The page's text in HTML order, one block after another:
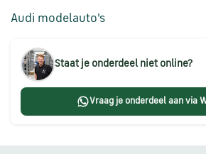
SEAT
onderdelen
Škoda
onderdelen
onderdelen
Audi modelauto's
Staat je onderdeel niet online?
Vraag je onderdeel aan via